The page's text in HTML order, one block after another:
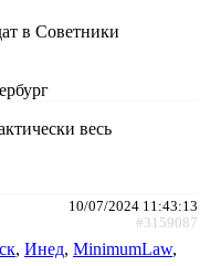
в Советники
весь
10/07/2024 11:43:13
#3159087
, Инед, MinimumLaw,